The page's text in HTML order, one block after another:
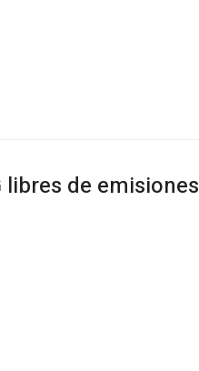
de emisiones